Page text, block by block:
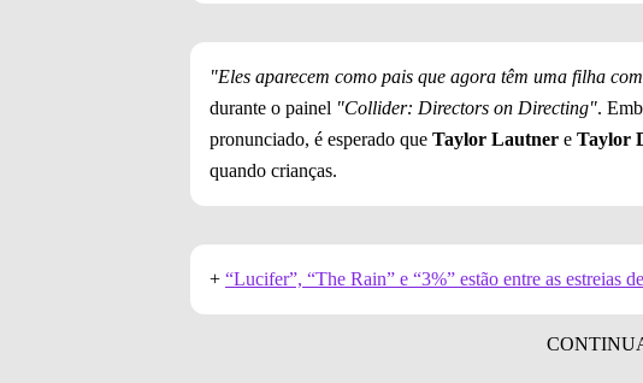
"Eles aparecem como pais que agora têm uma filha
durante o painel "Collider: Directors on Directing".
pronunciado, é esperado que Taylor Lautner e Taylor
quando crianças.
+ “Lucifer”, “The Rain” e “3%” estão entre as estreias